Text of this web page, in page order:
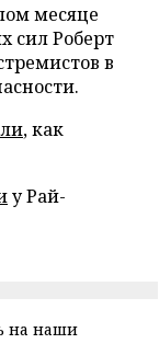
месяце
сил Роберт
в
, как
у Рай-
на наши